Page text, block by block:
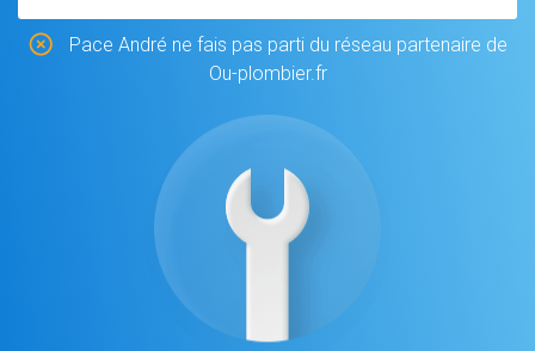
Pace André ne fais pas parti du réseau partenaire de
Ou-plombier.fr